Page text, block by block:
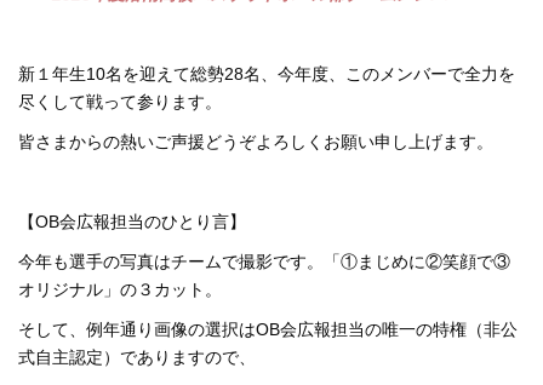
新１年生10名を迎えて総勢28名、今年度、このメンバーで全力を
尽くして戦って参ります。
皆さまからの熱いご声援どうぞよろしくお願い申し上げます。
【OB会広報担当のひとり言】
今年も選手の写真はチームで撮影です。「①まじめに②笑顔で③
オリジナル」の３カット。
そして、例年通り画像の選択はOB会広報担当の唯一の特権（非公
式自主認定）でありますので、